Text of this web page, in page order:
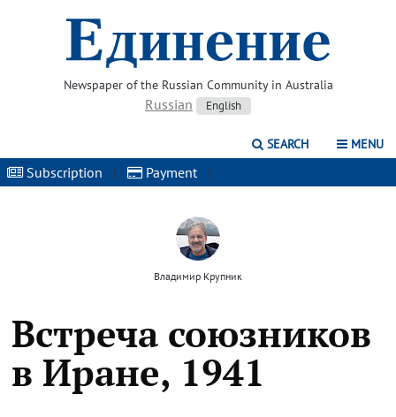
Newspaper of the Russian Community in Australia
Russian English
SEARCH MENU
Subscription | Payment |
Владимир Крупник
Встреча союзников
в Иране, 1941